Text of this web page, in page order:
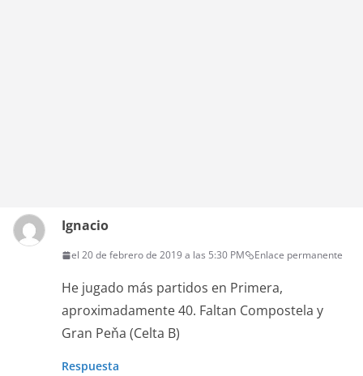
Ignacio
el 20 de febrero de 2019 a las 5:30 PM Enlace permanente
He jugado más partidos en Primera,
aproximadamente 40. Faltan Compostela y
Gran Peňa (Celta B)
Respuesta